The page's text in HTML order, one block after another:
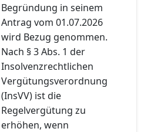
Begründung in seinem
Antrag vom 01.07.2026
wird Bezug genommen.
Nach § 3 Abs. 1 der
Insolvenzrechtlichen
Vergütungsverordnung
(InsVV) ist die
Regelvergütung zu
erhöhen, wenn